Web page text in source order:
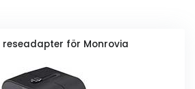
reseadapter för Monrovia